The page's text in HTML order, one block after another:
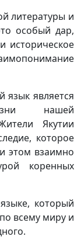
литературы и
особый дар,
историческое
язык является
нашей
Якутии
которое
этом взаимно
коренных
который
всему миру и